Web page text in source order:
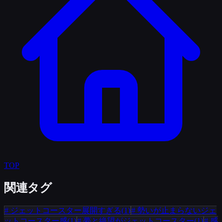
TOP
関連タグ
# ジェットコースター展開すぎる(1)# 勢いが止まらないジェ